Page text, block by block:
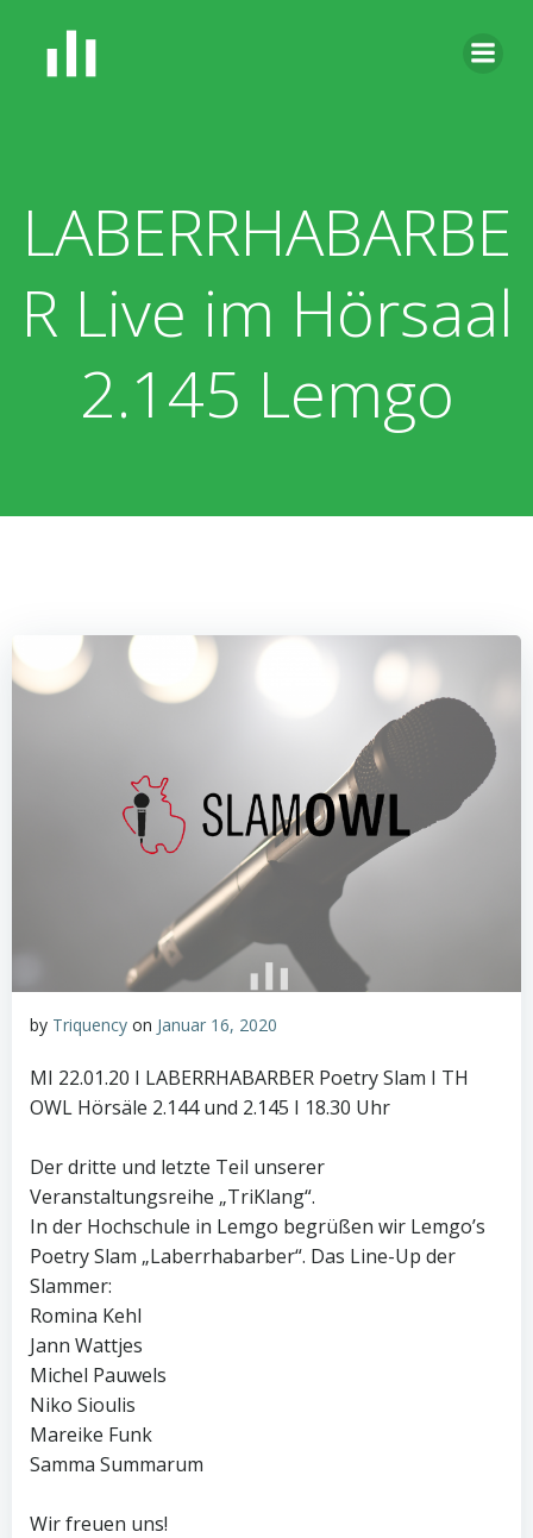
LABERRHABARBE
R Live im Hörsaal
2.145 Lemgo
by Triquency on Januar 16, 2020
MI 22.01.20 I LABERRHABARBER Poetry Slam I TH
OWL Hörsäle 2.144 und 2.145 I 18.30 Uhr
Der dritte und letzte Teil unserer
Veranstaltungsreihe „TriKlang“.
In der Hochschule in Lemgo begrüßen wir Lemgo’s
Poetry Slam „Laberrhabarber“. Das Line-Up der
Slammer:
Romina Kehl
Jann Wattjes
Michel Pauwels
Niko Sioulis
Mareike Funk
Samma Summarum
Wir freuen uns!